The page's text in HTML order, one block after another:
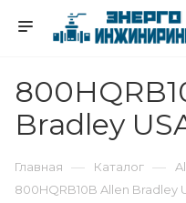
Bradley
Главная — Каталог —
800HQRB10B Allen Bradley